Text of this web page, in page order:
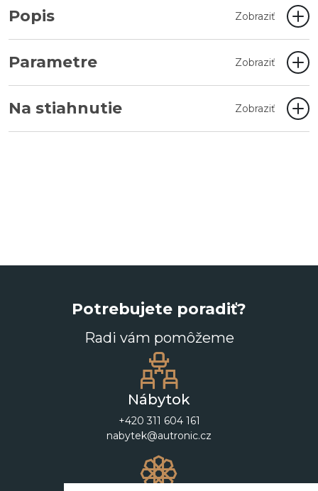
Popis Zobraziť
Parametre Zobraziť
Na stiahnutie Zobraziť
Potrebujete poradiť?
Radi vám pomôžeme
Nábytok
+420 311 604 161
nabytek@autronic.cz